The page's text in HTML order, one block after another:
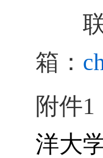
联
箱：
附件1
洋大